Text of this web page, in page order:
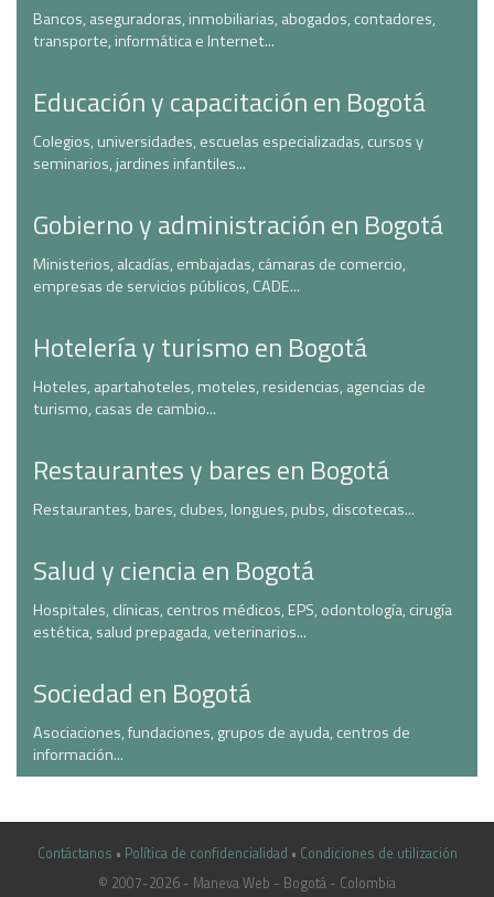
Bancos, aseguradoras, inmobiliarias, abogados, contadores,
transporte, informática e Internet...
Educación y capacitación en Bogotá
Colegios, universidades, escuelas especializadas, cursos y
seminarios, jardines infantiles...
Gobierno y administración en Bogotá
Ministerios, alcadías, embajadas, cámaras de comercio,
empresas de servicios públicos, CADE...
Hotelería y turismo en Bogotá
Hoteles, apartahoteles, moteles, residencias, agencias de
turismo, casas de cambio...
Restaurantes y bares en Bogotá
Restaurantes, bares, clubes, longues, pubs, discotecas...
Salud y ciencia en Bogotá
Hospitales, clínicas, centros médicos, EPS, odontología, cirugía
estética, salud prepagada, veterinarios...
Sociedad en Bogotá
Asociaciones, fundaciones, grupos de ayuda, centros de
información...
Contáctanos • Política de confidencialidad • Condiciones de utilización
© 2007-2026 - Maneva Web - Bogotá - Colombia